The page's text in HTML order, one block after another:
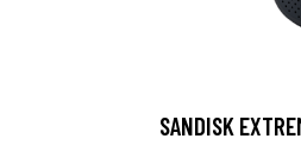
SANDISK